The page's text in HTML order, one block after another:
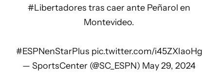
#Libertadores tras caer ante Peñarol en
Montevideo.
#ESPNenStarPlus pic.twitter.com/i45ZXIaoHg
— SportsCenter (@SC_ESPN) May 29, 2024